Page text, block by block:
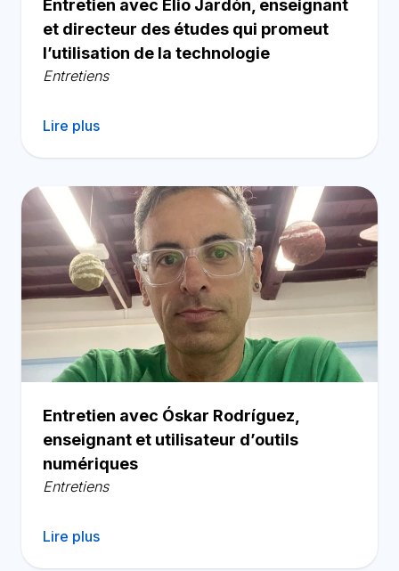
Entretien avec Elio Jardón, enseignant
et directeur des études qui promeut
l’utilisation de la technologie
Entretiens
Lire plus
Entretien avec Óskar Rodríguez,
enseignant et utilisateur d’outils
numériques
Entretiens
Lire plus